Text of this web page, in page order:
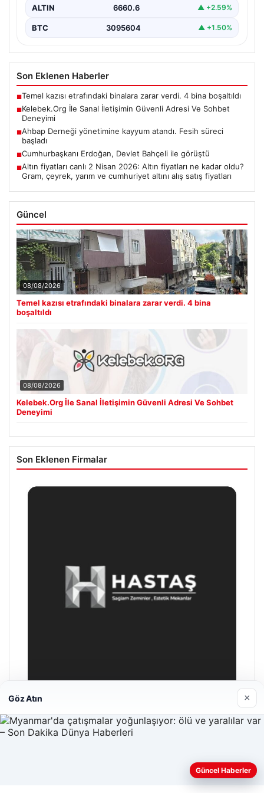
ALTIN 6660.6 ▲ +2.59%
BTC 3095604 ▲ +1.50%
Son Eklenen Haberler
■Temel kazısı etrafındaki binalara zarar verdi. 4 bina boşaltıldı
■Kelebek.Org İle Sanal İletişimin Güvenli Adresi Ve Sohbet
Deneyimi
■Ahbap Derneği yönetimine kayyum atandı. Fesih süreci
başladı
■Cumhurbaşkanı Erdoğan, Devlet Bahçeli ile görüştü
■Altın fiyatları canlı 2 Nisan 2026: Altın fiyatları ne kadar oldu?
Gram, çeyrek, yarım ve cumhuriyet altını alış satış fiyatları
Güncel
08/08/2026
Temel kazısı etrafındaki binalara zarar verdi. 4 bina
boşaltıldı
08/08/2026
Kelebek.Org İle Sanal İletişimin Güvenli Adresi Ve Sohbet
Deneyimi
Son Eklenen Firmalar
Hastaş Beton
26/05/2026
Web sitemizi nasıl kullandığınızı daha iyi anlayabilmek,
Göz Atın ×
Güncel Haberler